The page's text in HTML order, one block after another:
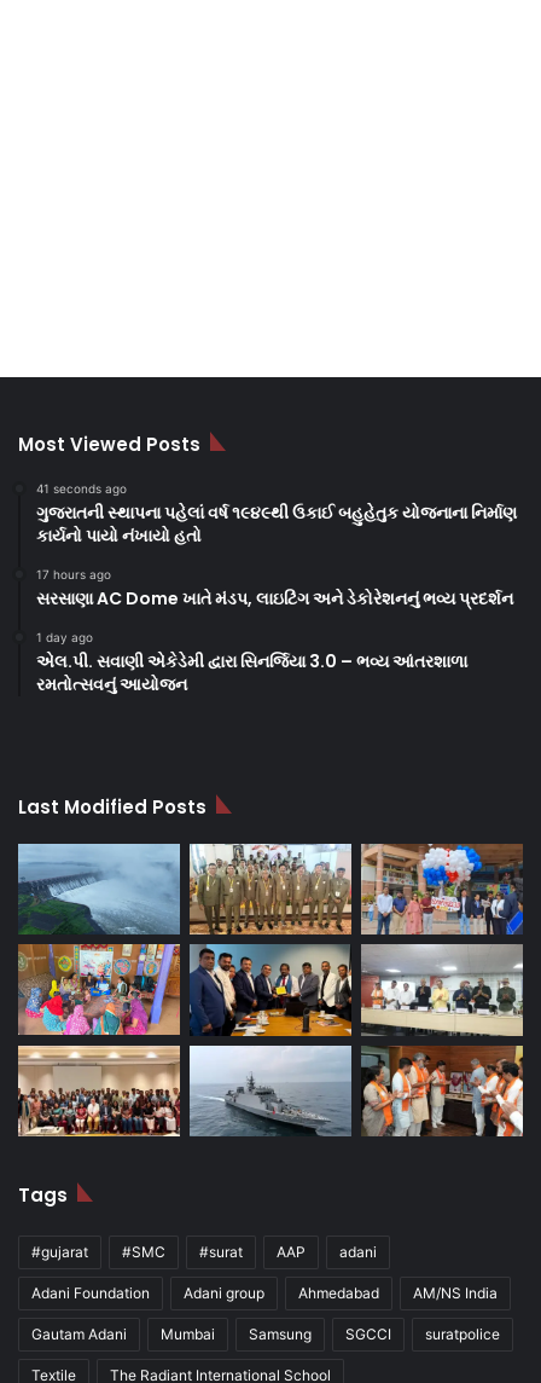
Most Viewed Posts
41 seconds ago
ગુજરાતની સ્થાપના પહેલાં વર્ષ ૧૯૪૯થી ઉકાઈ બહુહેતુક યોજનાના નિર્માણ
કાર્યનો પાયો નંખાયો હતો
17 hours ago
સરસાણા AC Dome ખાતે મંડપ, લાઇટિંગ અને ડેકોરેશનનું ભવ્ય પ્રદર્શન
1 day ago
એલ.પી. સવાણી એકેડેમી દ્વારા સિનર્જિયા 3.0 – ભવ્ય આંતરશાળા
રમતોત્સવનું આયોજન
Last Modified Posts
Tags
#gujarat #SMC #surat AAP adani
Adani Foundation Adani group Ahmedabad AM/NS India
Gautam Adani Mumbai Samsung SGCCI suratpolice
Textile The Radiant International School